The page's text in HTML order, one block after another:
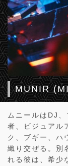
MUNIR
ムニールはDJ
者、ビジュアル
ク、ブギー、ハ
織り交ぜる。別
れる彼は、希少